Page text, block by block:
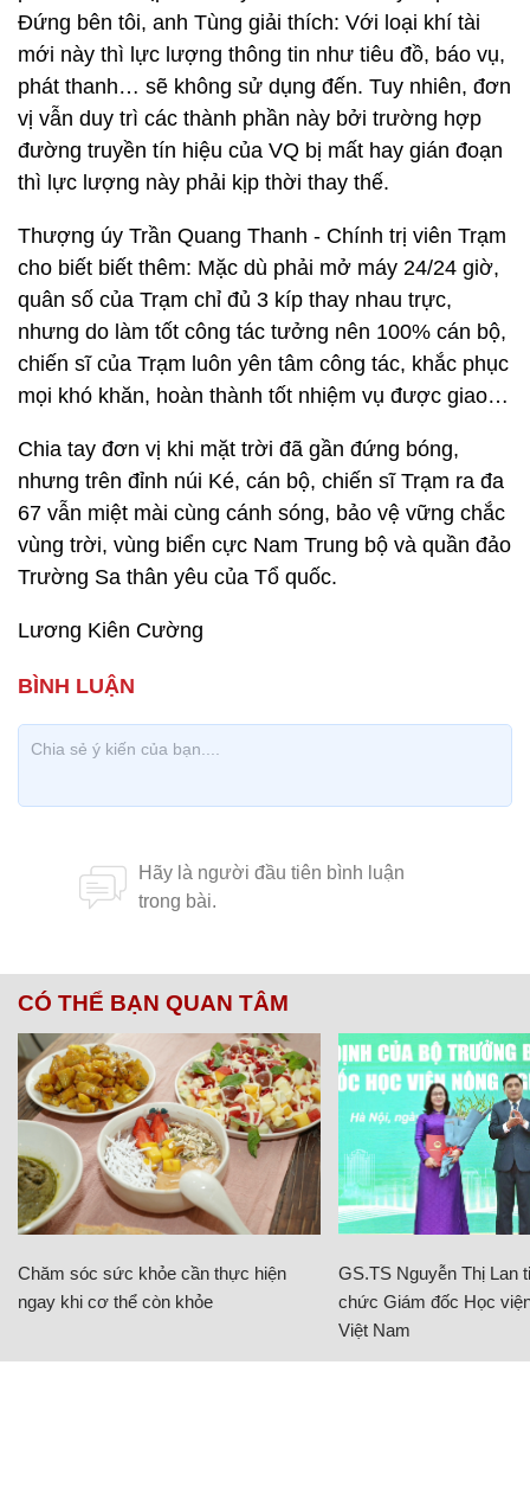
Đứng bên tôi, anh Tùng giải thích: Với loại khí tài
mới này thì lực lượng thông tin như tiêu đồ, báo vụ,
phát thanh… sẽ không sử dụng đến. Tuy nhiên, đơn
vị vẫn duy trì các thành phần này bởi trường hợp
đường truyền tín hiệu của VQ bị mất hay gián đoạn
thì lực lượng này phải kịp thời thay thế.
Thượng úy Trần Quang Thanh - Chính trị viên Trạm
cho biết biết thêm: Mặc dù phải mở máy 24/24 giờ,
quân số của Trạm chỉ đủ 3 kíp thay nhau trực,
nhưng do làm tốt công tác tưởng nên 100% cán bộ,
chiến sĩ của Trạm luôn yên tâm công tác, khắc phục
mọi khó khăn, hoàn thành tốt nhiệm vụ được giao…
Chia tay đơn vị khi mặt trời đã gần đứng bóng,
nhưng trên đỉnh núi Ké, cán bộ, chiến sĩ Trạm ra đa
67 vẫn miệt mài cùng cánh sóng, bảo vệ vững chắc
vùng trời, vùng biển cực Nam Trung bộ và quần đảo
Trường Sa thân yêu của Tổ quốc.
Lương Kiên Cường
CÓ THỂ BẠN QUAN TÂM
Chăm sóc sức khỏe cần thực hiện
ngay khi cơ thể còn khỏe
GS.TS Nguyễn Thị Lan
chức Giám đốc Học
Việt Nam